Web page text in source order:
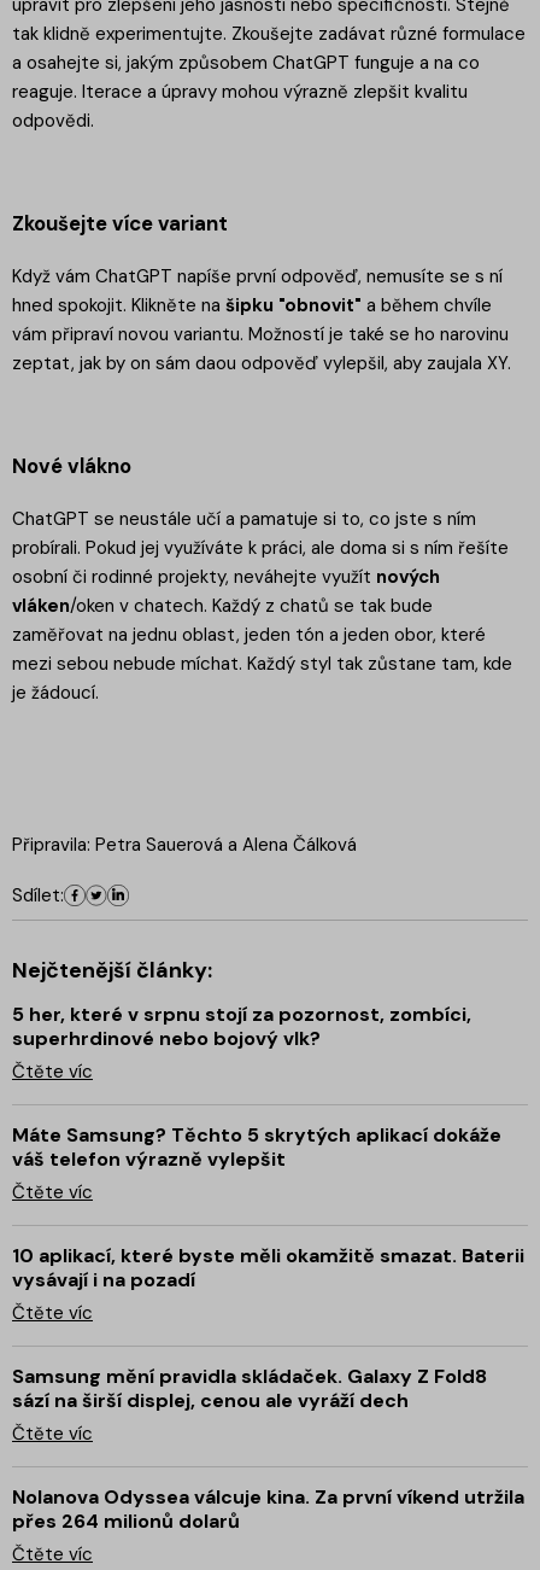
upravit pro zlepšení jeho jasnosti nebo specifičnosti. Stejně
tak klidně experimentujte. Zkoušejte zadávat různé formulace
a osahejte si, jakým způsobem ChatGPT funguje a na co
reaguje. Iterace a úpravy mohou výrazně zlepšit kvalitu
odpovědi.
Zkoušejte více variant
Když vám ChatGPT napíše první odpověď, nemusíte se s ní
hned spokojit. Klikněte na šipku "obnovit" a během chvíle
vám připraví novou variantu. Možností je také se ho narovinu
zeptat, jak by on sám daou odpověď vylepšil, aby zaujala XY.
Nové vlákno
ChatGPT se neustále učí a pamatuje si to, co jste s ním
probírali. Pokud jej využíváte k práci, ale doma si s ním řešíte
osobní či rodinné projekty, neváhejte využít nových
vláken/oken v chatech. Každý z chatů se tak bude
zaměřovat na jednu oblast, jeden tón a jeden obor, které
mezi sebou nebude míchat. Každý styl tak zůstane tam, kde
je žádoucí.
Připravila: Petra Sauerová a Alena Čálková
Sdílet:
Nejčtenější články:
5 her, které v srpnu stojí za pozornost, zombíci,
superhrdinové nebo bojový vlk?
Čtěte víc
Máte Samsung? Těchto 5 skrytých aplikací dokáže
váš telefon výrazně vylepšit
Čtěte víc
10 aplikací, které byste měli okamžitě smazat. Baterii
vysávají i na pozadí
Čtěte víc
Samsung mění pravidla skládaček. Galaxy Z Fold8
sází na širší displej, cenou ale vyráží dech
Čtěte víc
Nolanova Odyssea válcuje kina. Za první víkend utržila
přes 264 milionů dolarů
Čtěte víc